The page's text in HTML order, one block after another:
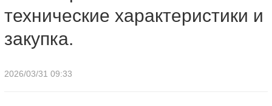
технические характеристики и
закупка.
2026/03/31 09:33